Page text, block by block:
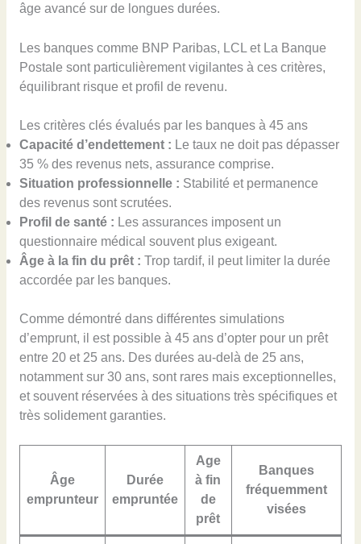
âge avancé sur de longues durées.
Les banques comme BNP Paribas, LCL et La Banque
Postale sont particulièrement vigilantes à ces critères,
équilibrant risque et profil de revenu.
Les critères clés évalués par les banques à 45 ans
Capacité d’endettement : Le taux ne doit pas dépasser
35 % des revenus nets, assurance comprise.
Situation professionnelle : Stabilité et permanence
des revenus sont scrutées.
Profil de santé : Les assurances imposent un
questionnaire médical souvent plus exigeant.
Âge à la fin du prêt : Trop tardif, il peut limiter la durée
accordée par les banques.
Comme démontré dans différentes simulations
d’emprunt, il est possible à 45 ans d’opter pour un prêt
entre 20 et 25 ans. Des durées au-delà de 25 ans,
notamment sur 30 ans, sont rares mais exceptionnelles,
et souvent réservées à des situations très spécifiques et
très solidement garanties.
Âge
emprunteur
Durée
empruntée
Age
à fin
de
prêt
Banques
fréquemment
visées